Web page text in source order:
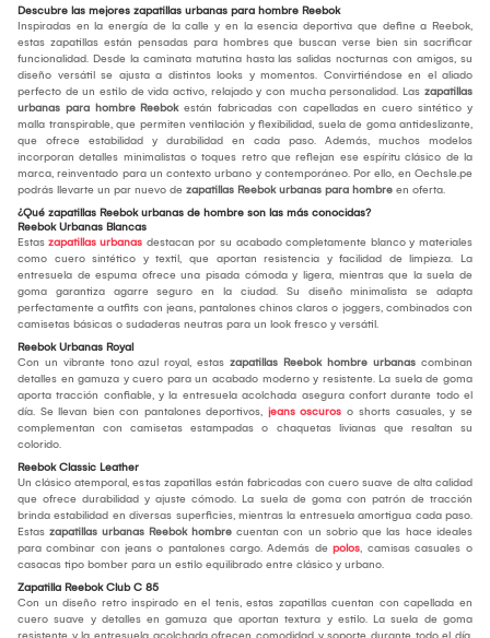
Descubre las mejores zapatillas urbanas para hombre Reebok
Inspiradas en la energía de la calle y en la esencia deportiva que define a Reebok,
estas zapatillas están pensadas para hombres que buscan verse bien sin sacrificar
funcionalidad. Desde la caminata matutina hasta las salidas nocturnas con amigos, su
diseño versátil se ajusta a distintos looks y momentos. Convirtiéndose en el aliado
perfecto de un estilo de vida activo, relajado y con mucha personalidad. Las zapatillas
urbanas para hombre Reebok están fabricadas con capelladas en cuero sintético y
malla transpirable, que permiten ventilación y flexibilidad, suela de goma antideslizante,
que ofrece estabilidad y durabilidad en cada paso. Además, muchos modelos
incorporan detalles minimalistas o toques retro que reflejan ese espíritu clásico de la
marca, reinventado para un contexto urbano y contemporáneo. Por ello, en Oechsle.pe
podrás llevarte un par nuevo de zapatillas Reebok urbanas para hombre en oferta.
¿Qué zapatillas Reebok urbanas de hombre son las más conocidas?
Reebok Urbanas Blancas
Estas zapatillas urbanas destacan por su acabado completamente blanco y materiales
como cuero sintético y textil, que aportan resistencia y facilidad de limpieza. La
entresuela de espuma ofrece una pisada cómoda y ligera, mientras que la suela de
goma garantiza agarre seguro en la ciudad. Su diseño minimalista se adapta
perfectamente a outfits con jeans, pantalones chinos claros o joggers, combinados con
camisetas básicas o sudaderas neutras para un look fresco y versátil.
Reebok Urbanas Royal
Con un vibrante tono azul royal, estas zapatillas Reebok hombre urbanas combinan
detalles en gamuza y cuero para un acabado moderno y resistente. La suela de goma
aporta tracción confiable, y la entresuela acolchada asegura confort durante todo el
día. Se llevan bien con pantalones deportivos, jeans oscuros o shorts casuales, y se
complementan con camisetas estampadas o chaquetas livianas que resaltan su
colorido.
Reebok Classic Leather
Un clásico atemporal, estas zapatillas están fabricadas con cuero suave de alta calidad
que ofrece durabilidad y ajuste cómodo. La suela de goma con patrón de tracción
brinda estabilidad en diversas superficies, mientras la entresuela amortigua cada paso.
Estas zapatillas urbanas Reebok hombre cuentan con un sobrio que las hace ideales
para combinar con jeans o pantalones cargo. Además de polos, camisas casuales o
casacas tipo bomber para un estilo equilibrado entre clásico y urbano.
Zapatilla Reebok Club C 85
Con un diseño retro inspirado en el tenis, estas zapatillas cuentan con capellada en
cuero suave y detalles en gamuza que aportan textura y estilo. La suela de goma